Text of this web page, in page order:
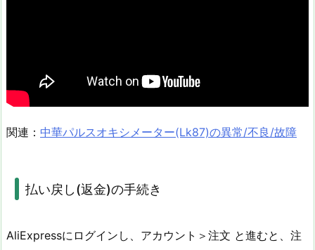
関連： 中華パルスオキシメーター(Lk87)の異常/不良/故障
払い戻し(返金)の手続き
AliExpressにログインし、アカウント＞注文 と進むと、注